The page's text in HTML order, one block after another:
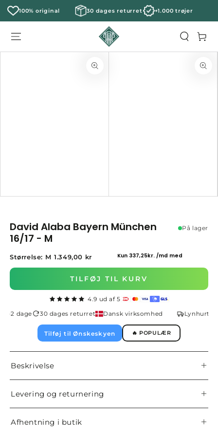
100% original 30 dages returret +1.000 trøjer
Kurv
David Alaba Bayern München
16/17 - M
På lager
Størrelse: M 1.349,00 kr
TILFØJ TIL KURV
4.9 ud af 5
1-2 dage
30 dages returret Dansk virksomhed Lynhurtig
Tilføj til Ønskeskyen 🔥 POPULÆR
Beskrivelse
Levering og returnering
Afhentning i butik